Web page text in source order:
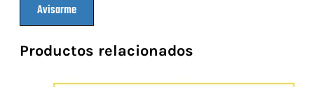
Avisarme
Productos relacionados